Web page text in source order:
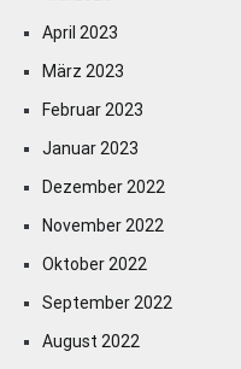
April 2023
März 2023
Februar 2023
Januar 2023
Dezember 2022
November 2022
Oktober 2022
September 2022
August 2022